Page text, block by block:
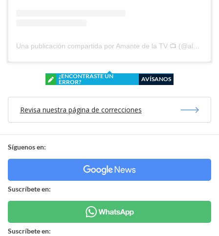
Una publicación compartida por Amante de la TV 📺 (@alguien_te_observa)
¿ENCONTRASTE UN
ERROR?
AVÍSANOS
Revisa nuestra página de correcciones
Síguenos en:
Suscríbete en:
Suscríbete en: